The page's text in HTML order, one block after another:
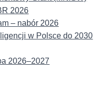
2026
– nabór 2026
w Polsce do 2030
2026–2027